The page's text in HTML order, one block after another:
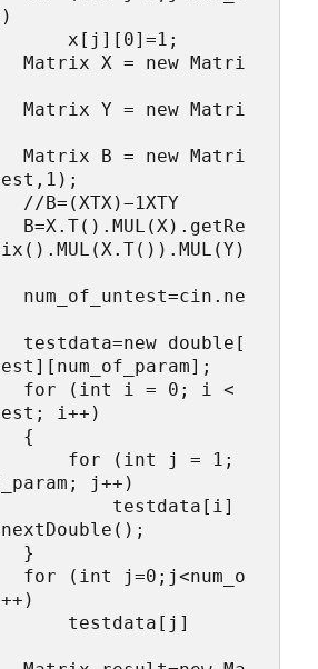
X = new Matri
Y = new Matri
B = new Matri
double[
i = 0; i <
i++)
j = 1;
j++)
j=0;j<num_o